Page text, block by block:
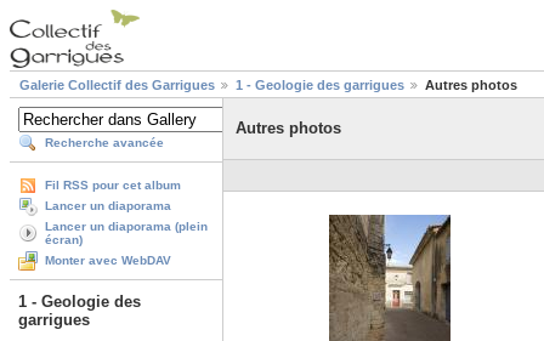
Galerie Collectif des Garrigues 1 - Geologie des garrigues Autres photos
Recherche avancée
Fil RSS pour cet album
Lancer un diaporama
Lancer un diaporama (plein
écran)
Monter avec WebDAV
1 - Geologie des
garrigues
Autres photos